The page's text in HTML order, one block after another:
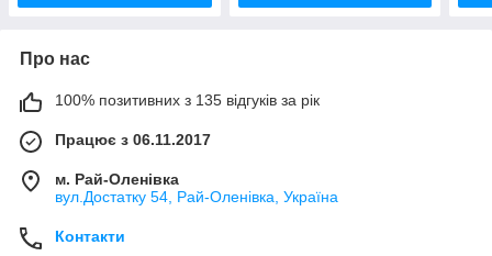
Про нас
100% позитивних з 135 відгуків за рік
Працює з 06.11.2017
м. Рай-Оленівка
вул.Достатку 54, Рай-Оленівка, Україна
Контакти